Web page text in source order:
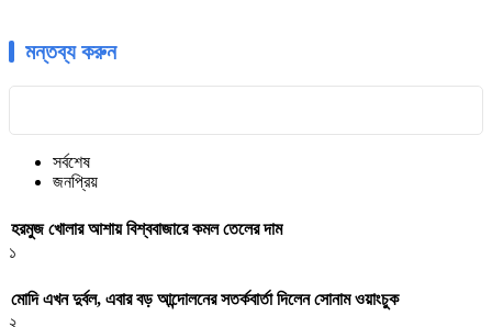
মন্তব্য করুন
সর্বশেষ
জনপ্রিয়
হরমুজ খোলার আশায় বিশ্ববাজারে কমল তেলের দাম
১
মোদি এখন দুর্বল, এবার বড় আন্দোলনের সতর্কবার্তা দিলেন সোনাম ওয়াংচুক
২